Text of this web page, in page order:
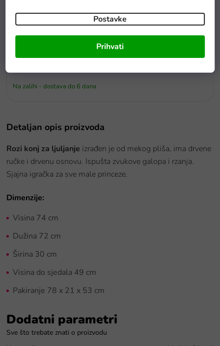
Postavke
Prihvati
Hobby Horse dugodlaka crna plišana konjska glava na štapu sa
Na zalihi - dostava do 6 dana
Detaljan opis proizvoda
Rozi konj za ljuljanje izrađen je od mekog pliša, ima drvene
ručke i drvenu osnovu. Ispušta zvukove galopa i rzanja.
Sjajna igračka za sve male princeze.
Dimenzije:
Visina 74 cm
Dužina 72 cm
Širina 30 cm
Visina do sjedala 49 cm
Pakiranje 78 x 21 x 53 cm
Dodatni parametri